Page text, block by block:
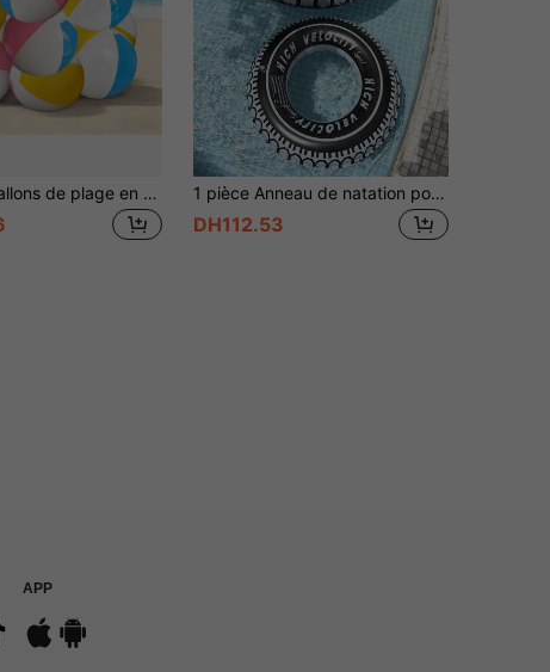
12 pièces Ballons de plage en matériau PVC pour enfants, pour les jeux d'été à la piscine et à la plage, cadeaux et fournitures pour fête d'anniversaire, décorations de fête en classe 1 pièce Anneau de natation pour adulte en forme de pneu, décoration de piscine et de plage. Accessoire de fête d'été parfait pour la détente et le plaisir dans la piscine
DH112.53
APP